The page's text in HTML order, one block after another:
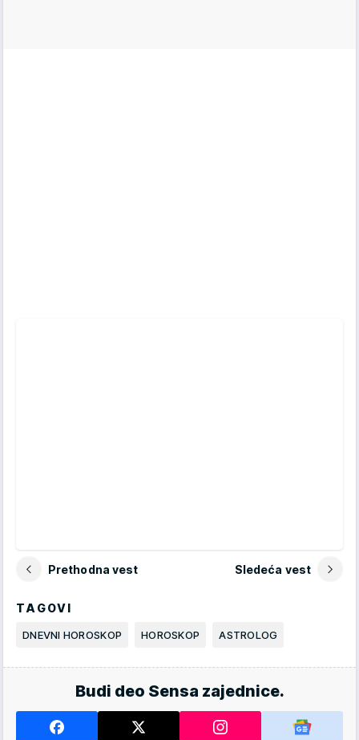
Prethodna vest Sledeća vest
TAGOVI
DNEVNI HOROSKOP HOROSKOP ASTROLOG
Budi deo Sensa zajednice.